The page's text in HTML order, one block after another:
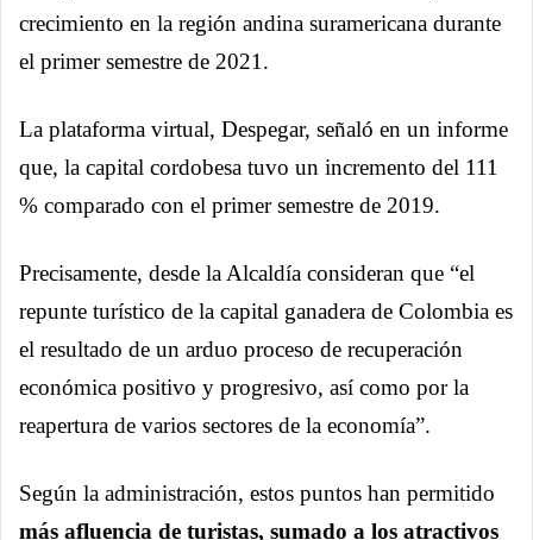
crecimiento en la región andina suramericana durante
el primer semestre de 2021.
La plataforma virtual, Despegar, señaló en un informe
que, la capital cordobesa tuvo un incremento del 111
% comparado con el primer semestre de 2019.
Precisamente, desde la Alcaldía consideran que “el
repunte turístico de la capital ganadera de Colombia es
el resultado de un arduo proceso de recuperación
económica positivo y progresivo, así como por la
reapertura de varios sectores de la economía”.
Según la administración, estos puntos han permitido
más afluencia de turistas, sumado a los atractivos